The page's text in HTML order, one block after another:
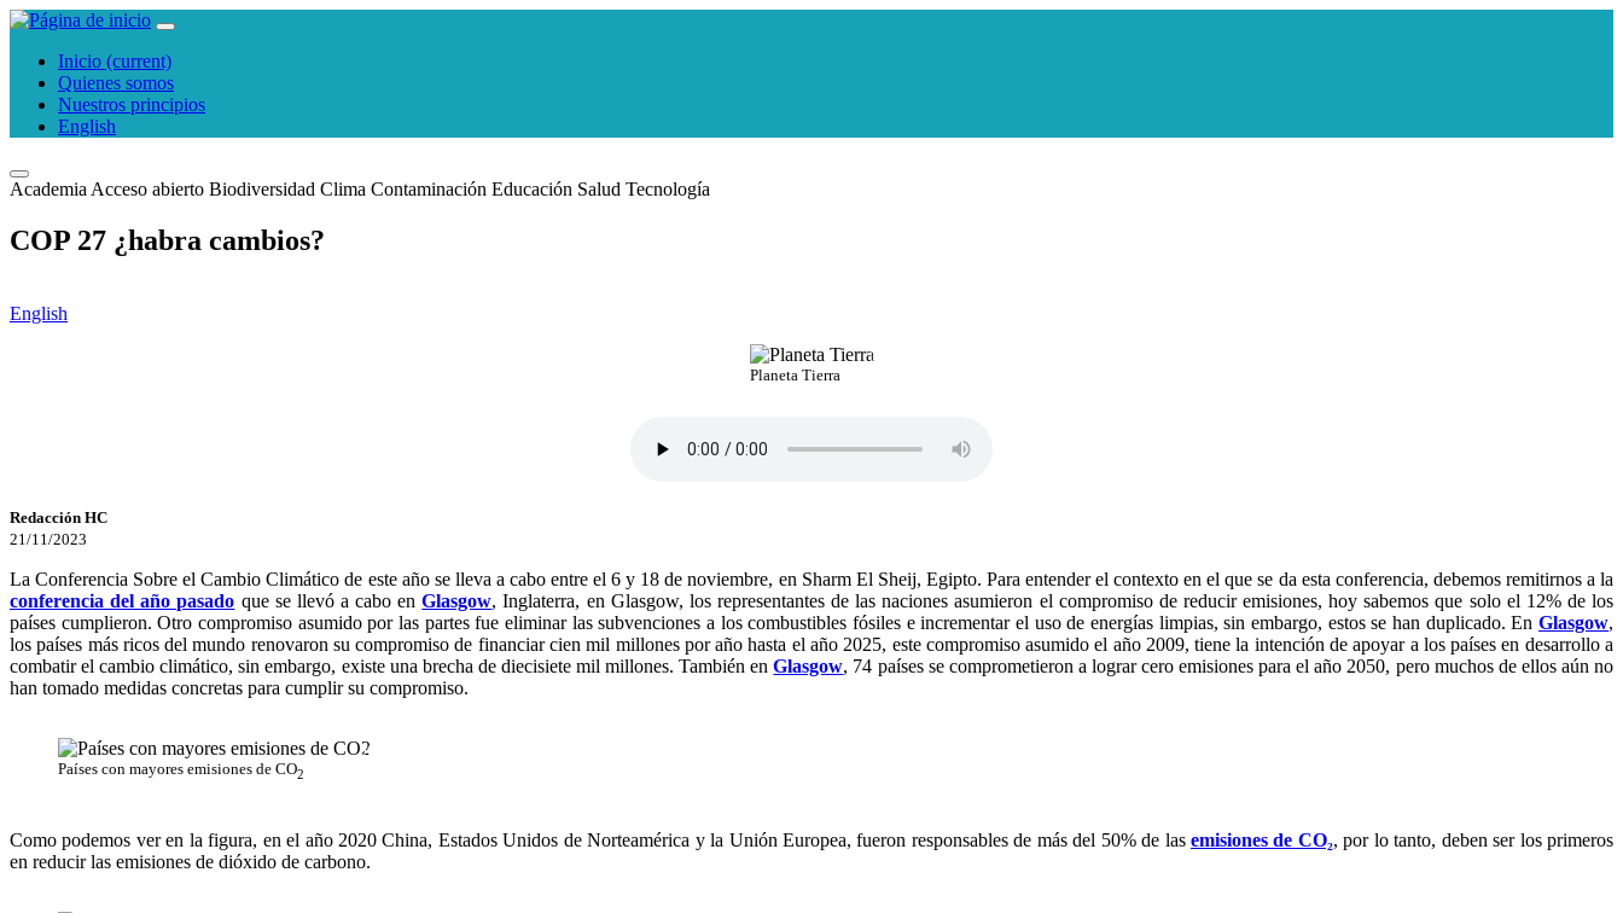
Inicio (current)
Quienes somos
Nuestros principios
English
Academia Acceso abierto Biodiversidad Clima Contaminación Educación Salud Tecnología
COP 27 ¿habra cambios?
English
Planeta Tierra
NASA
Redacción HC
21/11/2023
La Conferencia Sobre el Cambio Climático de este año se lleva a cabo entre el 6 y 18 de noviembre, en Sharm El Sheij, Egipto. Para entender el contexto en el que se da esta conferencia, debemos remitirnos a la
conferencia del año pasado que se llevó a cabo enGlasgow, Inglaterra, en Glasgow, los representantes de las naciones asumieron el compromiso de reducir emisiones, hoy sabemos que solo el 12% de los
países cumplieron. Otro compromiso asumido por las partes fue eliminar las subvenciones a los combustibles fósiles e incrementar el uso de energías limpias, sin embargo, estos se han duplicado. En Glasgow,
los países más ricos del mundo renovaron su compromiso de financiar cien mil millones por año hasta el año 2025, este compromiso asumido el año 2009, tiene la intención de apoyar a los países en desarrollo a
combatir el cambio climático, sin embargo, existe una brecha de diecisiete mil millones. También enGlasgow, 74 países se comprometieron a lograr cero emisiones para el año 2050, pero muchos de ellos aún no
han tomado medidas concretas para cumplir su compromiso.
Países con mayores emisiones de CO2
Statista
Como podemos ver en la figura, en el año 2020 China, Estados Unidos de Norteamérica y la Unión Europea, fueron responsables de más del 50% de las emisiones de CO₂, por lo tanto, deben ser los primeros
en reducir las emisiones de dióxido de carbono.